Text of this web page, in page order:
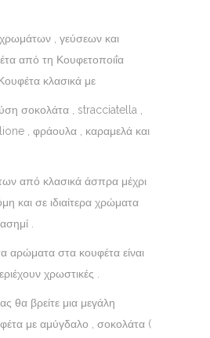
, γεύσεων και
από τη Κουφετοποιΐα
κλασικά με
σοκολάτα , stracciatella ,
, φράουλα , καραμελά και
από κλασικά άσπρα μέχρι
και σε ιδιαίτερα χρώματα
.
αρώματα στα κουφέτα είναι
χρωστικές .
θα βρείτε μια μεγάλη
με αμύγδαλο , σοκολάτα (